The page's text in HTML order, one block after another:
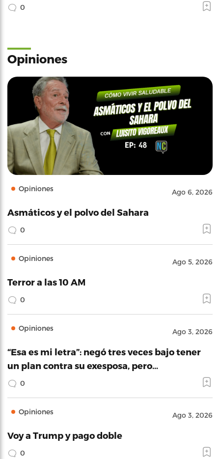
0
Opiniones
Opiniones Ago 6, 2026
Asmáticos y el polvo del Sahara
0
Opiniones Ago 5, 2026
Terror a las 10 AM
0
Opiniones Ago 3, 2026
“Esa es mi letra”: negó tres veces bajo tener
un plan contra su exesposa, pero…
0
Opiniones Ago 3, 2026
Voy a Trump y pago doble
0